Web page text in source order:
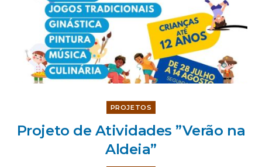
PROJETOS
Projeto de Atividades ”Verão na
Aldeia”